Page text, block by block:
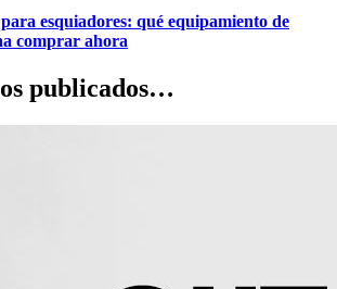
esquiadores: qué equipamiento de
comprar ahora
publicados…